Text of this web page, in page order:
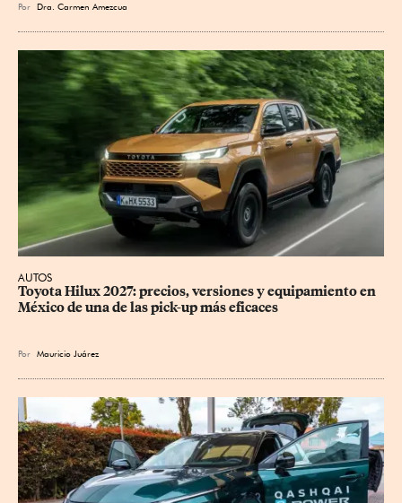
Por Dra. Carmen Amezcua
AUTOS
Toyota Hilux 2027: precios, versiones y equipamiento en
México de una de las pick-up más eficaces
Por Mauricio Juárez